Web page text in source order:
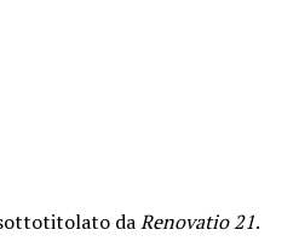
daRenovatio 21.